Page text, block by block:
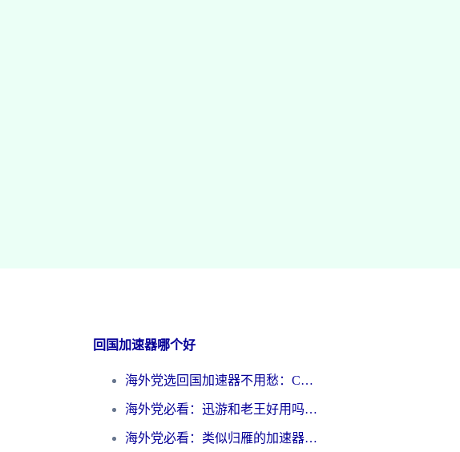
回国加速器哪个好
海外党选回国加速器不用愁：ChickCN和洞见哪个好？一篇搞定所有疑问
海外党必看：迅游和老王好用吗？3分钟选对加速国内网络的加速器
海外党必看：类似归雁的加速器怎么选？一篇搞定无缝访问国内资源